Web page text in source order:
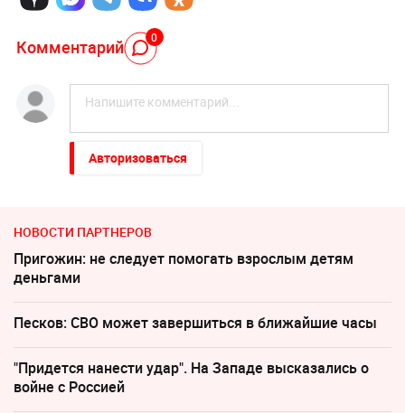
Комментарий 0
Авторизоваться
НОВОСТИ ПАРТНЕРОВ
Пригожин: не следует помогать взрослым детям
деньгами
Песков: СВО может завершиться в ближайшие часы
"Придется нанести удар". На Западе высказались о
войне с Россией